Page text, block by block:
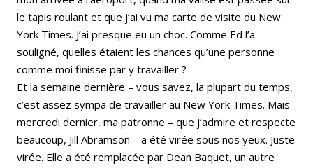
le tapis roulant et que j’ai vu ma carte de visite du New
York Times. J’ai presque eu un choc. Comme Ed l’a
souligné, quelles étaient les chances qu’une personne
comme moi finisse par y travailler ?
Et la semaine dernière – vous savez, la plupart du temps,
c’est assez sympa de travailler au New York Times. Mais
mercredi dernier, ma patronne – que j’admire et respecte
beaucoup, Jill Abramson – a été virée sous nos yeux. Juste
virée. Elle a été remplacée par Dean Baquet, un autre